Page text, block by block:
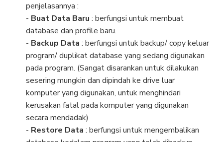
penjelasannya :
- Buat Data Baru : berfungsi untuk membuat
database dan profile baru.
- Backup Data : berfungsi untuk backup/ copy keluar
program/ duplikat database yang sedang digunakan
pada program. (Sangat disarankan untuk dilakukan
sesering mungkin dan dipindah ke drive luar
komputer yang digunakan, untuk menghindari
kerusakan fatal pada komputer yang digunakan
secara mendadak)
- Restore Data : berfungsi untuk mengembalikan